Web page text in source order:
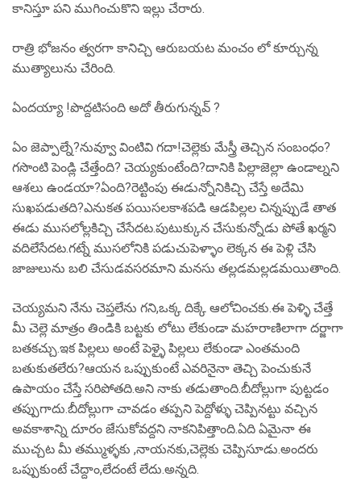
కానిస్తూ పని ముగించుకొని ఇల్లు చేరారు.
రాత్రి భోజనం త్వరగా కానిచ్చి ఆరుబయట మంచం లో కూర్చున్న
ముత్యాలును చేరింది.
ఏందయ్యా !పొద్దటిసంది అదో తీరుగున్నవ్ ?
ఏం జెప్పాల్నే?నువ్వూ వింటివి గదా!చెల్లెకు మేస్త్రీ తెచ్చిన సంబంధం?
గసొంటి పెండ్లి చేత్తేంది? చెయ్యకుంటేంది?దానికి పిల్లాజెల్లా ఉండాల్నని
ఆశలు ఉండయా?ఏంది?రెట్టింపు ఈడున్నోనికిచ్చి చేస్తే అదేమి
సుఖపడుతది?ఎనుకత పయిసలకాశపడి ఆడపిల్లల చిన్నప్పుడే తాత
ఈడు ముసలోల్లకిచ్చి చేసేదట.పుటుక్కున చేసుకున్నోడు పోతే ఖర్మని
వదిలేసేదట.గట్నే ముసలోనికి పడుచుపెళ్ళాం లెక్కన ఈ పెళ్లి చేసి
జాజులును బలి చేసుడవసరమాని మనసు తల్లడమల్లడమయితాంది.
చెయ్యమని నేను చెప్తలేను గని,ఒక్క దిక్కే ఆలోచించకు.ఈ పెళ్ళి చేత్తే
మీ చెల్లె మాత్రం తిండికి బట్టకు లోటు లేకుండా మహరాణిలాగా దర్జాగా
బతకచ్చు.ఇక పిల్లలు అంటే పెళ్ళై పిల్లలు లేకుండా ఎంతమంది
బతుకుతలేరు?ఆయన ఒప్పుకుంటే ఎవరినైనా తెచ్చి పెంచుకునే
ఉపాయం చేస్తే సరిపోతది.అని నాకు తడుతాంది.బీదోల్లుగా పుట్టడం
తప్పుగాదు.బీదోల్లుగా చావడం తప్పని పెద్దోళ్ళు చెప్పినట్టు వచ్చిన
అవకాశాన్ని దూరం జేసుకోవద్దని నాకనిపిత్తాంది.ఏది ఏమైనా ఈ
ముచ్చట మీ తమ్ముళ్ళకు ,నాయనకు,చెల్లెకు చెప్పిసూడు.అందరు
ఒప్పుకుంటే చేద్దాం,లేదంటే లేదు.అన్నది.